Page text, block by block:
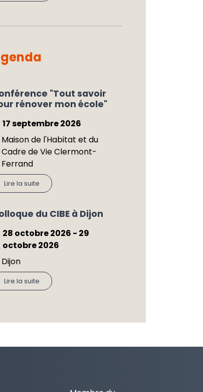
"Tout savoir
rénover mon école"
17 septembre 2026
Maison de l'Habitat et du
Cadre de Vie Clermont-
Ferrand
Lire la suite
du CIBE à Dijon
28 octobre 2026 - 29
octobre 2026
Dijon
Lire la suite